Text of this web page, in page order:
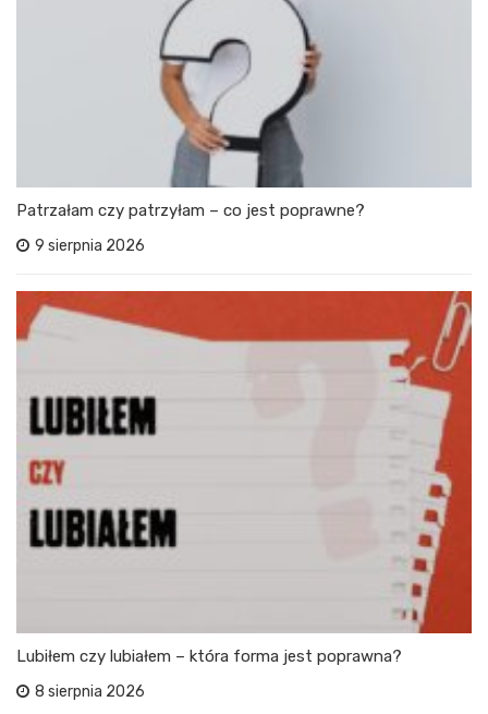
Patrzałam czy patrzyłam – co jest poprawne?
9 sierpnia 2026
Lubiłem czy lubiałem – która forma jest poprawna?
8 sierpnia 2026